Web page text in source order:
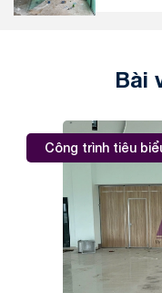
Bài
Công trình tiêu